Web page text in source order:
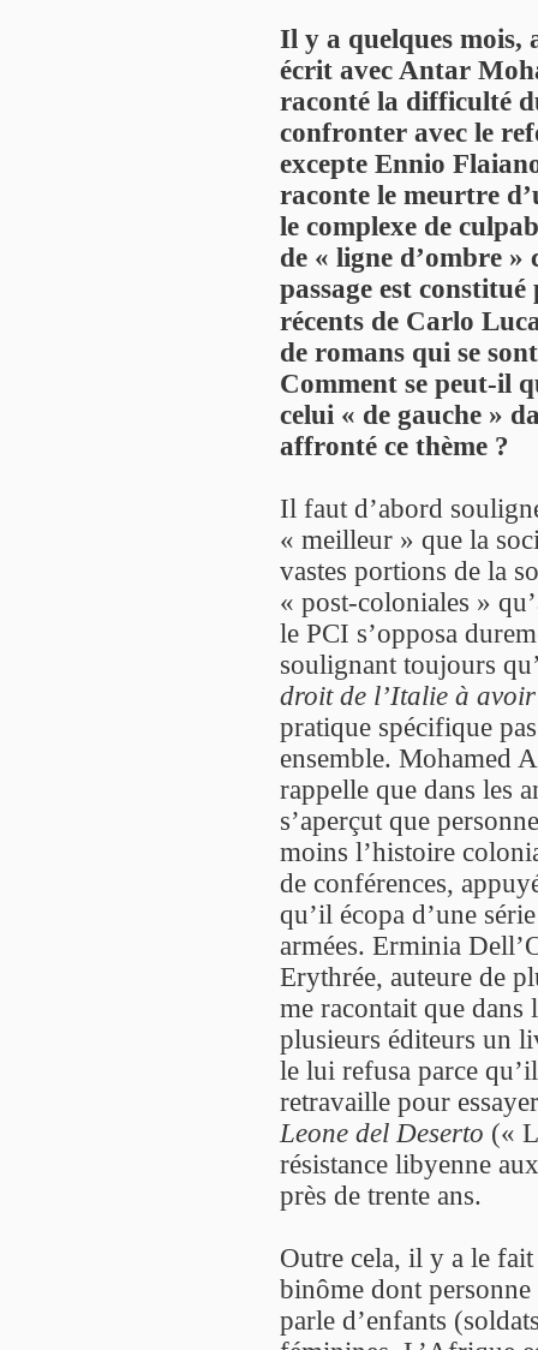
Il y a quelques mois,
écrit avec Antar
raconté la difficulté
confronter avec le
excepte Ennio
raconte le meurtre
le complexe de
de « ligne d’ombre »
passage est
récents de Carlo
de romans qui se
Comment se peut-il
celui « de gauche »
affronté ce thème ?
Il faut d’abord
« meilleur » que la
vastes portions de la
« post-coloniales »
le PCI s’opposa
soulignant toujours
droit de l’Italie à
pratique spécifique
ensemble. Mohamed
rappelle que dans les
s’aperçut que
moins l’histoire
de conférences,
qu’il écopa d’une
armées. Erminia
Erythrée, auteure de
me racontait que dans
plusieurs éditeurs un
le lui refusa parce
retravaille pour
Leone del Deserto («
résistance libyenne
près de trente ans.
Outre cela, il y a le
binôme dont
parle d’enfants